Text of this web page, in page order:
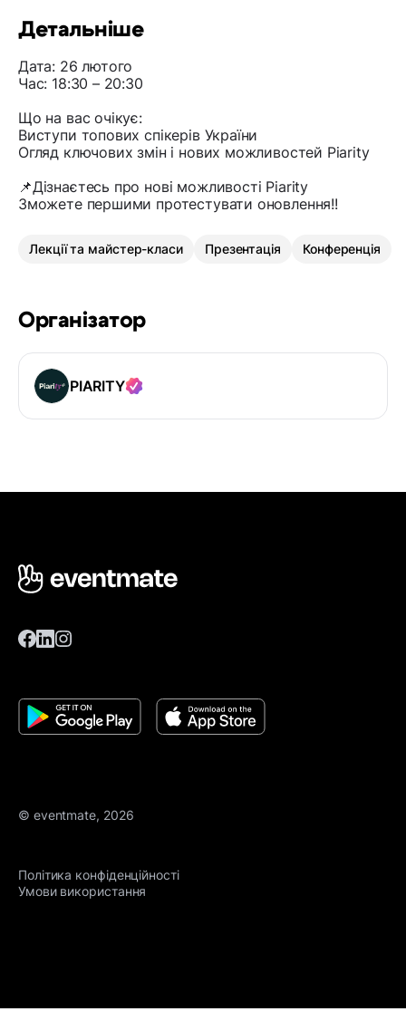
Детальніше
Дата: 26 лютого
Час: 18:30 – 20:30
Що на вас очікує:
Виступи топових спікерів України
Огляд ключових змін і нових можливостей Piarity
📌Дізнаєтесь про нові можливості Piarity
Зможете першими протестувати оновлення!!
Лекції та майстер-класи Презентація Конференція
Організатор
PIARITY
© eventmate, 2026
Політика конфіденційності
Умови використання